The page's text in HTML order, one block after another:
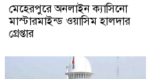
মেহেরপুরে অনলাইন ক্যাসিনো
মাস্টারমাইন্ড ওয়াসিম হালদার
গ্রেপ্তার